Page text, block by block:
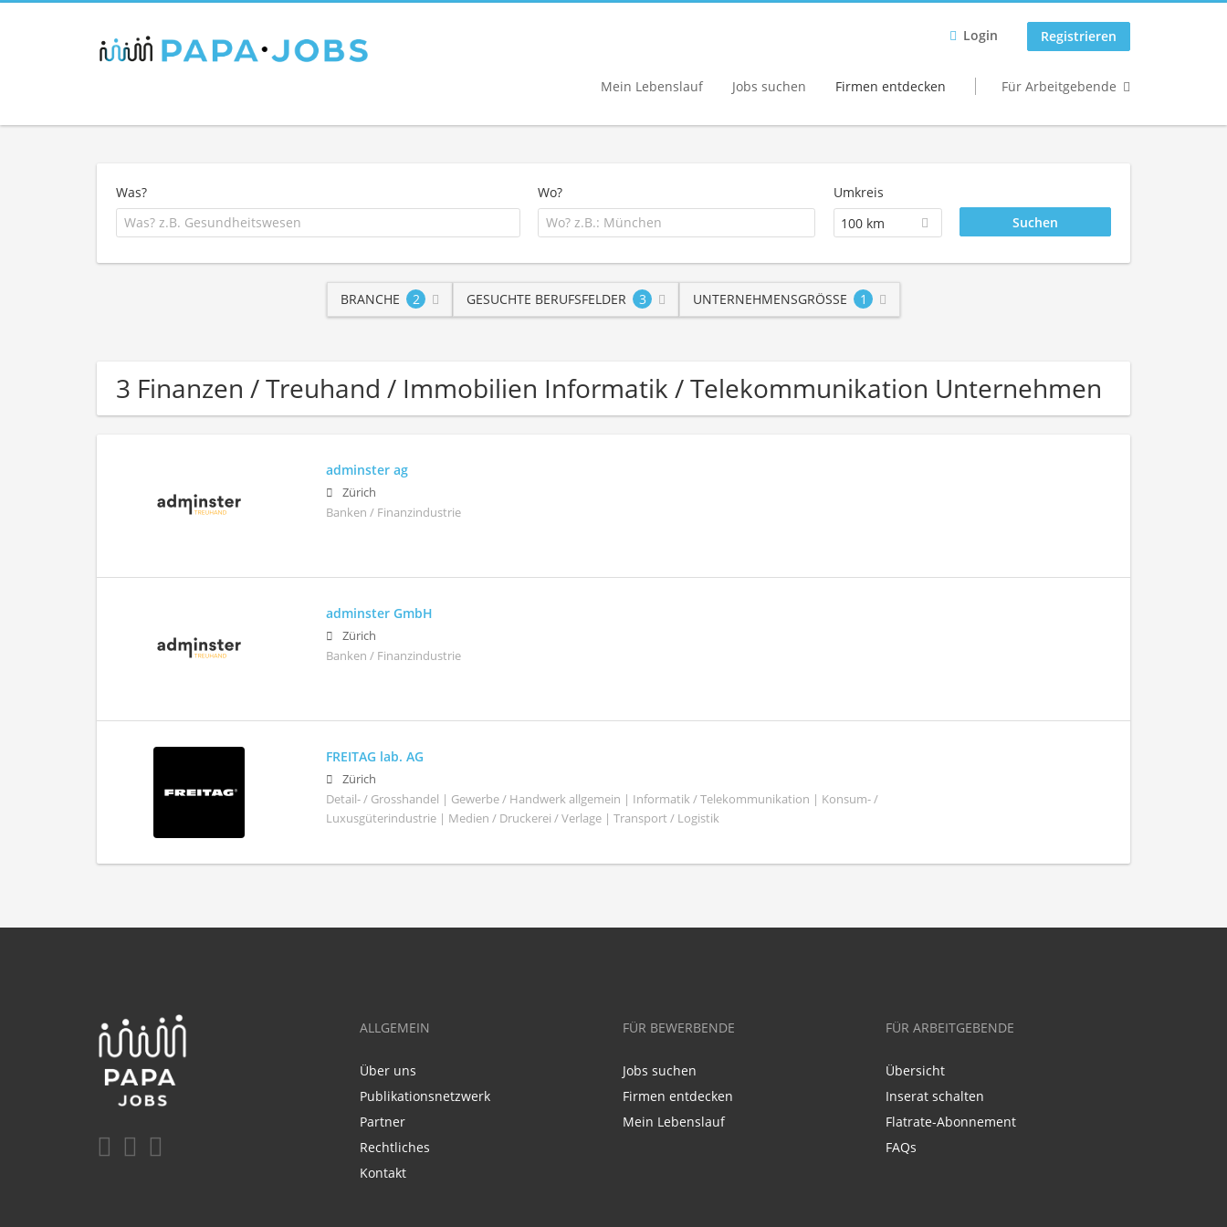
Login Registrieren
Mein Lebenslauf Jobs suchen Firmen entdecken Für Arbeitgebende
Was? Wo?
Umkreis
100 km
BRANCHE 2 GESUCHTE BERUFSFELDER 3 UNTERNEHMENSGRÖSSE 1
3 Finanzen / Treuhand / Immobilien Informatik / Telekommunikation Unternehmen
adminster ag
Zürich
Banken / Finanzindustrie
adminster GmbH
Zürich
Banken / Finanzindustrie
FREITAG lab. AG
Zürich
Detail- / Grosshandel | Gewerbe / Handwerk allgemein | Informatik / Telekommunikation | Konsum- /
Luxusgüterindustrie | Medien / Druckerei / Verlage | Transport / Logistik
ALLGEMEIN
Über uns
Publikationsnetzwerk
Partner
Rechtliches
Kontakt
FÜR BEWERBENDE
Jobs suchen
Firmen entdecken
Mein Lebenslauf
FÜR ARBEITGEBENDE
Übersicht
Inserat schalten
Flatrate-Abonnement
FAQs